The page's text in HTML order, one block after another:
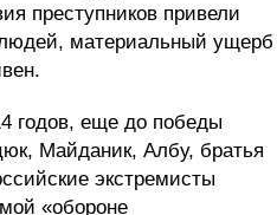
преступников привели
материальный ущерб
годов, еще до победы
Майданик, Албу, братья
экстремисты
«обороне